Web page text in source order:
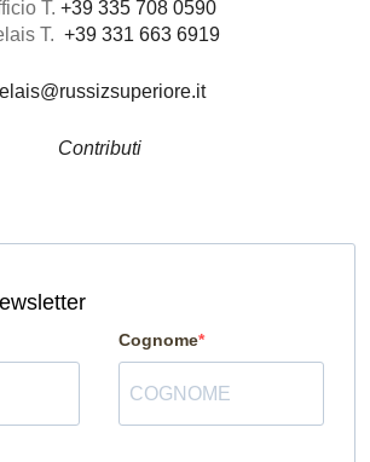
T. +39 335 708 0590
T. +39 331 663 6919
Contributi
Cognome